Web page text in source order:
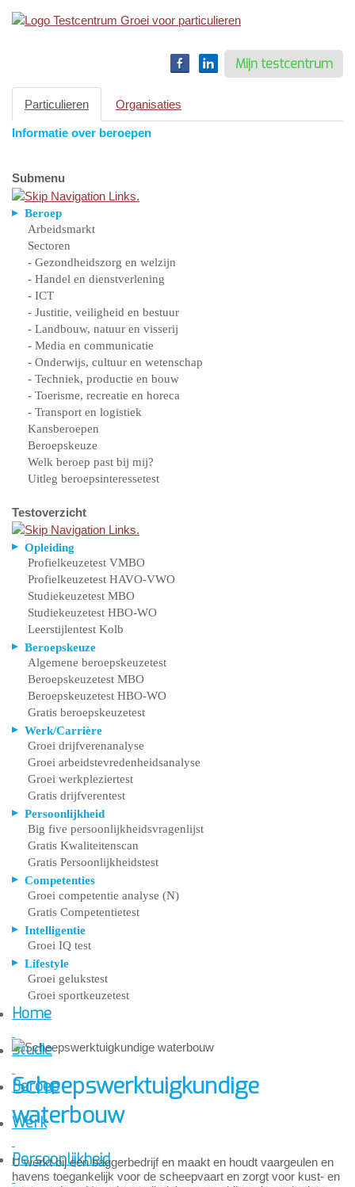
Mijn testcentrum
Particulieren Organisaties
Informatie over beroepen
Submenu
Beroep
Arbeidsmarkt
Sectoren
- Gezondheidszorg en welzijn
- Handel en dienstverlening
- ICT
- Justitie, veiligheid en bestuur
- Landbouw, natuur en visserij
- Media en communicatie
- Onderwijs, cultuur en wetenschap
- Techniek, productie en bouw
- Toerisme, recreatie en horeca
- Transport en logistiek
Kansberoepen
Beroepskeuze
Welk beroep past bij mij?
Uitleg beroepsinteressetest
Testoverzicht
Opleiding
Profielkeuzetest VMBO
Profielkeuzetest HAVO-VWO
Studiekeuzetest MBO
Studiekeuzetest HBO-WO
Leerstijlentest Kolb
Beroepskeuze
Algemene beroepskeuzetest
Beroepskeuzetest MBO
Beroepskeuzetest HBO-WO
Gratis beroepskeuzetest
Werk/Carrière
Groei drijfverenanalyse
Groei arbeidstevredenheidsanalyse
Groei werkpleziertest
Gratis drijfverentest
Persoonlijkheid
Big five persoonlijkheidsvragenlijst
Gratis Kwaliteitenscan
Gratis Persoonlijkheidstest
Competenties
Groei competentie analyse (N)
Gratis Competentietest
Intelligentie
Groei IQ test
Lifestyle
Groei gelukstest
Groei sportkeuzetest
Home
Studie
Beroep
Werk
Persoonlijkheid
Scheepswerktuigkundige
waterbouw
U werkt bij een baggerbedrijf en maakt en houdt vaargeulen en
havens toegankelijk voor de scheepvaart en zorgt voor kust- en